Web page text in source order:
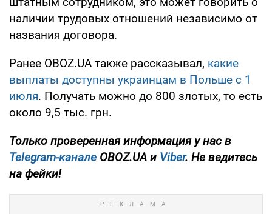
наличии трудовых отношений независимо от
названия договора.
Ранее OBOZ.UA также рассказывал, какие
выплаты доступны украинцам в Польше с 1
июля. Получать можно до 800 злотых, то есть
около 9,5 тыс. грн.
Только проверенная информация у нас в
Telegram-канале OBOZ.UA и Viber. Не ведитесь
на фейки!